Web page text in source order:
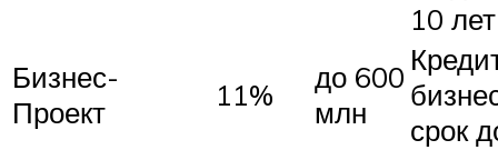
10
Бизнес-
Проект
11%
до 600
млн
срок